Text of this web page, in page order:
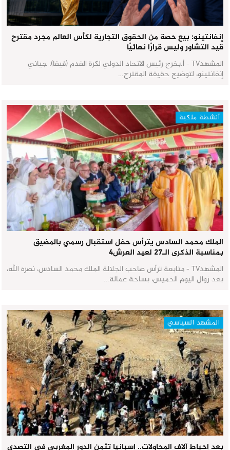
إنفانتينو: بيع حصة من الحقوق التجارية لكأس العالم مجرد مقترح
قيد التشاور وليس قرارًا نهائيًا
المشهدTV - أ.بخرج رئيس الاتحاد الدولي لكرة القدم (فيفا)، جياني
إنفانتينو، لتوضيح حقيقة المقترح…
أنشطة ملكية
الملك محمد السادس يترأس حفل استقبال رسمي بالمضيق
بمناسبة الذكرى الـ27 لعيد العرش٤
المشهدTV - متابعة ترأس صاحب الجلالة الملك محمد السادس، نصره الله،
بعد زوال اليوم الخميس، بساحة عمالة…
المشهد السياسي
بعد إحباط آلاف المحاولات.. إسبانيا تثمن الدور المغربي في التصدي